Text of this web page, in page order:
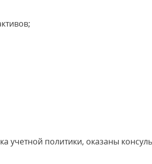
учетной политики, оказаны